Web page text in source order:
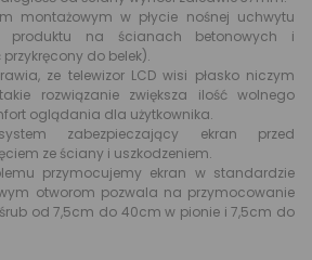
montażowym w płycie nośnej uchwytu
produktu na ścianach betonowych i
do belek).
ze telewizor LCD wisi płasko niczym
rozwiązanie zwiększa ilość wolnego
oglądania dla użytkownika.
zabezpieczający ekran przed
ze ściany i uszkodzeniem.
przymocujemy ekran w standardzie
otworom pozwala na przymocowanie
od 7,5cm do 40cm w pionie i 7,5cm do